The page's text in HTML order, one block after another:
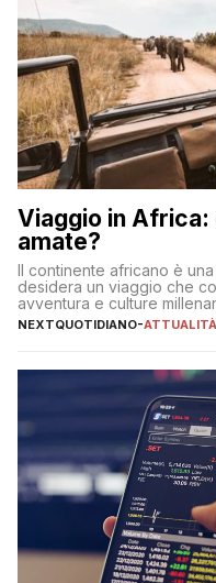
Viaggio in Africa:
amate?
Il continente africano è
desidera un viaggio che
avventura e culture
NEXTQUOTIDIANO-ATTUALITÀ